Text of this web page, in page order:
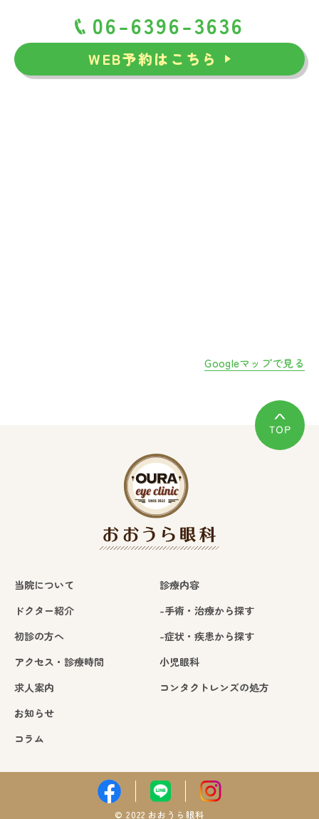
06-6396-3636
WEB予約はこちら
Googleマップで見る
当院について
ドクター紹介
初診の方へ
アクセス・診療時間
求人案内
お知らせ
コラム
診療内容
-手術・治療から探す
-症状・疾患から探す
小児眼科
コンタクトレンズの処方
© 2022 おおうら眼科